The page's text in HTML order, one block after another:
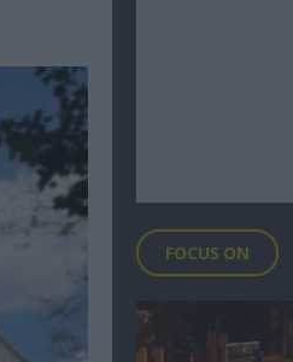
FOCUS ON